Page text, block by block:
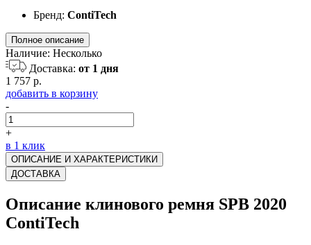
Бренд: ContiTech
Полное описание
Наличие: Несколько
Доставка: от 1 дня
1 757 р.
добавить в корзину
-
+
в 1 клик
ОПИСАНИЕ И ХАРАКТЕРИСТИКИ
ДОСТАВКА
Описание клинового ремня SPB 2020
ContiTech